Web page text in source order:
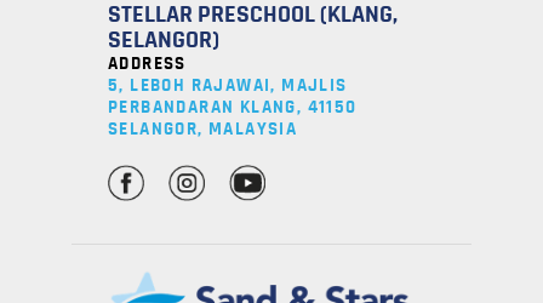
STELLAR PRESCHOOL (KLANG,
SELANGOR)
ADDRESS
5, LEBOH RAJAWAI, MAJLIS
PERBANDARAN KLANG, 41150
SELANGOR, MALAYSIA